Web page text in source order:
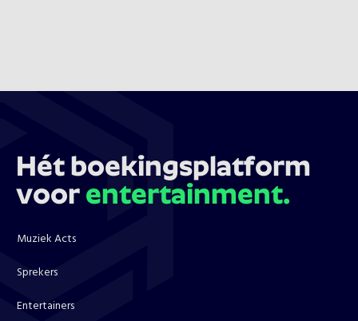
Hét boekingsplatform
voor entertainment.
Muziek Acts
Sprekers
Entertainers